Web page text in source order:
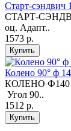
Старт-сэндвич
СТАРТ-
оц. Адапт..
1573 р.
Купить
Колено 90° ф
КОЛЕНО
Угол 90..
1512 р.
Купить